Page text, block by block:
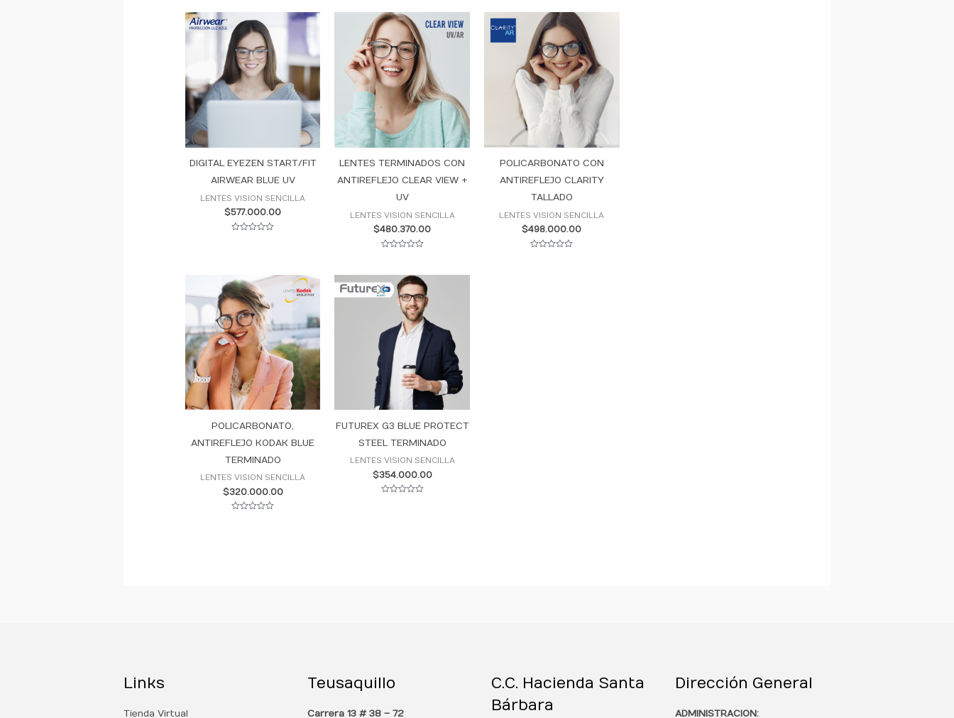
DIGITAL EYEZEN START/FIT
AIRWEAR BLUE UV
LENTES VISION SENCILLA
$577.000.00
LENTES TERMINADOS CON
ANTIREFLEJO CLEAR VIEW +
UV
LENTES VISION SENCILLA
$480.370.00
5
POLICARBONATO CON
ANTIREFLEJO CLARITY
TALLADO
LENTES VISION SENCILLA
$498.000.00
POLICARBONATO,
ANTIREFLEJO KODAK BLUE
TERMINADO
LENTES VISION SENCILLA
$320.000.00
FUTUREX G3 BLUE PROTECT
STEEL TERMINADO
LENTES VISION SENCILLA
$354.000.00
Links
Tienda Virtual
Teusaquillo
Carrera 13 # 38 – 72
C.C. Hacienda Santa
Bárbara
Dirección General
ADMINISTRACION: